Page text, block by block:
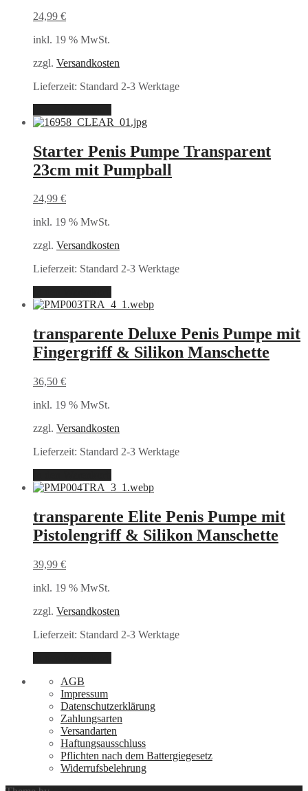
24,99 €
inkl. 19 % MwSt.
zzgl. Versandkosten
Lieferzeit: Standard 2-3 Werktage
Starter Penis Pumpe Transparent
23cm mit Pumpball
24,99 €
inkl. 19 % MwSt.
zzgl. Versandkosten
Lieferzeit: Standard 2-3 Werktage
transparente Deluxe Penis Pumpe mit
Fingergriff & Silikon Manschette
36,50 €
inkl. 19 % MwSt.
zzgl. Versandkosten
Lieferzeit: Standard 2-3 Werktage
transparente Elite Penis Pumpe mit
Pistolengriff & Silikon Manschette
39,99 €
inkl. 19 % MwSt.
zzgl. Versandkosten
Lieferzeit: Standard 2-3 Werktage
AGB
Impressum
Datenschutzerklärung
Zahlungsarten
Versandarten
Haftungsausschluss
Pflichten nach dem Battergiegesetz
Widerrufsbelehrung